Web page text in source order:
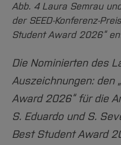
Abb. 4 Laura Semrau
der SEED-Konferenz-
Student Award 2026“
Die Nominierten des
Auszeichnungen: den
Award 2026“ für die
S. Eduardo und S.
Best Student Award